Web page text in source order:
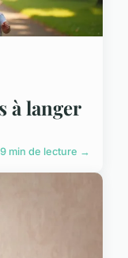
à langer
9 min de lecture →